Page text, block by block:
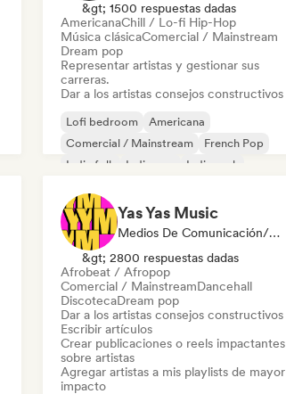
&gt; 1500 respuestas dadas
AmericanaChill / Lo-fi Hip-Hop
Música clásicaComercial / Mainstream
Dream pop
Representar artistas y gestionar sus
carreras.
Dar a los artistas consejos constructivos
Lofi bedroom
Americana
Comercial / Mainstream
French Pop
Indie folk
Indie pop
Indie rock
Yas Yas Music
Medios De Comunicación/Periodista, Mentor, Playlist Curator, Social Media Influencer
&gt; 2800 respuestas dadas
Afrobeat / Afropop
Comercial / MainstreamDancehall
DiscotecaDream pop
Dar a los artistas consejos constructivos
Escribir artículos
Crear publicaciones o reels impactantes
sobre artistas
Agregar artistas a mis playlists de mayor
impacto